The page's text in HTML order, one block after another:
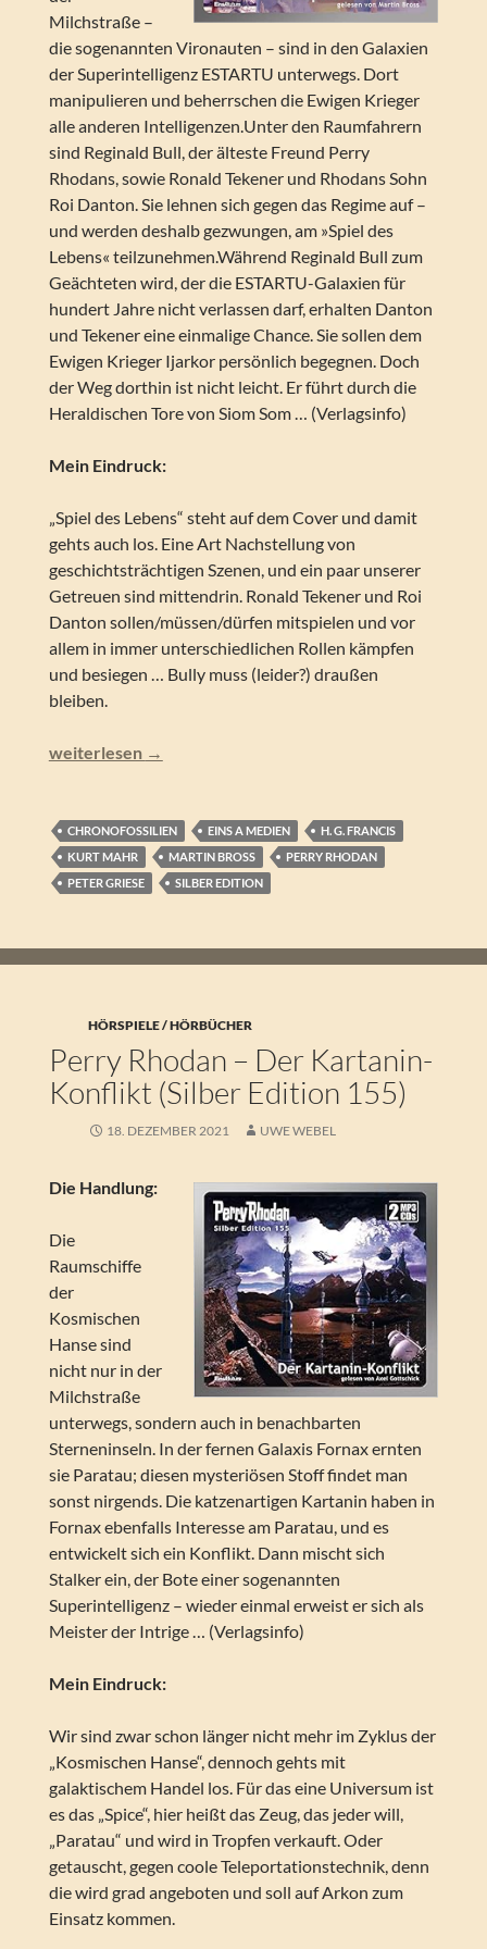
Milchstraße –
die sogenannten Vironauten – sind in den Galaxien
der Superintelligenz ESTARTU unterwegs. Dort
manipulieren und beherrschen die Ewigen Krieger
alle anderen Intelligenzen.Unter den Raumfahrern
sind Reginald Bull, der älteste Freund Perry
Rhodans, sowie Ronald Tekener und Rhodans Sohn
Roi Danton. Sie lehnen sich gegen das Regime auf –
und werden deshalb gezwungen, am »Spiel des
Lebens« teilzunehmen.Während Reginald Bull zum
Geächteten wird, der die ESTARTU-Galaxien für
hundert Jahre nicht verlassen darf, erhalten Danton
und Tekener eine einmalige Chance. Sie sollen dem
Ewigen Krieger Ijarkor persönlich begegnen. Doch
der Weg dorthin ist nicht leicht. Er führt durch die
Heraldischen Tore von Siom Som … (Verlagsinfo)
Mein Eindruck:
„Spiel des Lebens“ steht auf dem Cover und damit
gehts auch los. Eine Art Nachstellung von
geschichtsträchtigen Szenen, und ein paar unserer
Getreuen sind mittendrin. Ronald Tekener und Roi
Danton sollen/müssen/dürfen mitspielen und vor
allem in immer unterschiedlichen Rollen kämpfen
und besiegen … Bully muss (leider?) draußen
bleiben.
Perry Rhodan – Das Spiel des Lebens (Silber Edition 156)
weiterlesen →
CHRONOFOSSILIEN EINS A MEDIEN
H. G. FRANCIS
KURT MAHR
MARTIN BROSS
PERRY RHODAN
PETER GRIESE
SILBER EDITION
HÖRSPIELE / HÖRBÜCHER
Perry Rhodan – Der Kartanin-
Konflikt (Silber Edition 155)
18. DEZEMBER 2021 UWE WEBEL
Die Handlung:
Die
Raumschiffe
der
Kosmischen
Hanse sind
nicht nur in der
Milchstraße
unterwegs, sondern auch in benachbarten
Sterneninseln. In der fernen Galaxis Fornax ernten
sie Paratau; diesen mysteriösen Stoff findet man
sonst nirgends. Die katzenartigen Kartanin haben in
Fornax ebenfalls Interesse am Paratau, und es
entwickelt sich ein Konflikt. Dann mischt sich
Stalker ein, der Bote einer sogenannten
Superintelligenz – wieder einmal erweist er sich als
Meister der Intrige … (Verlagsinfo)
Mein Eindruck:
Wir sind zwar schon länger nicht mehr im Zyklus der
„Kosmischen Hanse“, dennoch gehts mit
galaktischem Handel los. Für das eine Universum ist
es das „Spice“, hier heißt das Zeug, das jeder will,
„Paratau“ und wird in Tropfen verkauft. Oder
getauscht, gegen coole Teleportationstechnik, denn
die wird grad angeboten und soll auf Arkon zum
Einsatz kommen.